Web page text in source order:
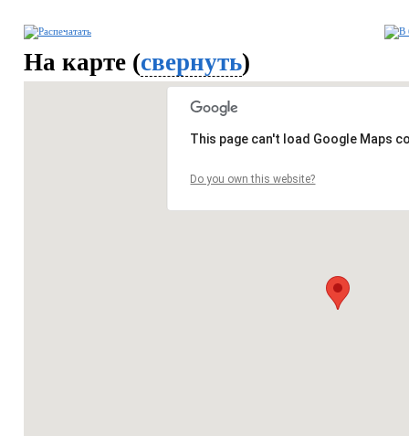
На карте (свернуть)
This page can't load Google Maps
Do you own this website?